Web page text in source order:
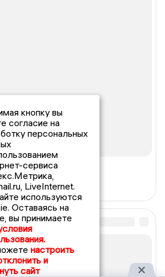
кнопку вы
согласие на
персональных
сервиса
LiveInternet.
используются
Оставаясь на
вы принимаете
настроить
и
сайт